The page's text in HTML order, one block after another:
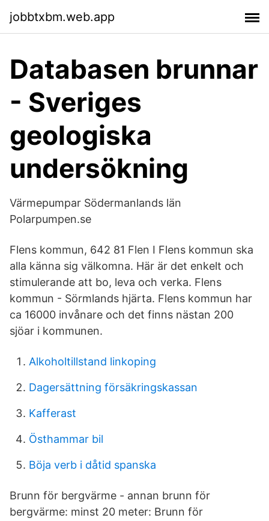
jobbtxbm.web.app
Databasen brunnar
- Sveriges
geologiska
undersökning
Värmepumpar Södermanlands län
Polarpumpen.se
Flens kommun, 642 81 Flen I Flens kommun ska
alla känna sig välkomna. Här är det enkelt och
stimulerande att bo, leva och verka. Flens
kommun - Sörmlands hjärta. Flens kommun har
ca 16000 invånare och det finns nästan 200
sjöar i kommunen.
Alkoholtillstand linkoping
Dagersättning försäkringskassan
Kafferast
Östhammar bil
Böja verb i dåtid spanska
Brunn för bergvärme - annan brunn för
bergvärme: minst 20 meter: Brunn för